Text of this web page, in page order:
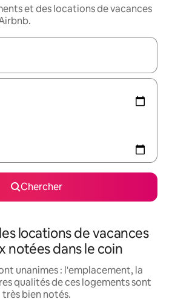
et des locations de vacances
affichés, parcourez-les en utilisant
Chercher
locations de vacances
notées dans le coin
unanimes : l'emplacement, la
qualités de ces logements sont
très bien notés.